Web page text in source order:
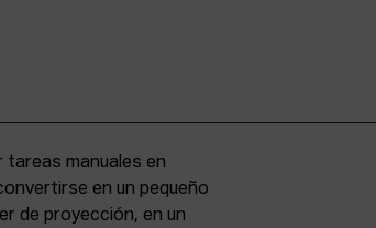
tareas manuales en
en un pequeño
de proyección, en un